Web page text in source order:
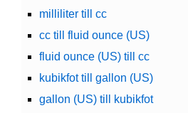
milliliter till cc
cc till fluid ounce (US)
fluid ounce (US) till cc
kubikfot till gallon (US)
gallon (US) till kubikfot